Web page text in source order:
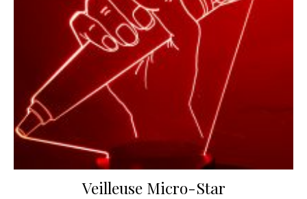
Veilleuse Micro-Star